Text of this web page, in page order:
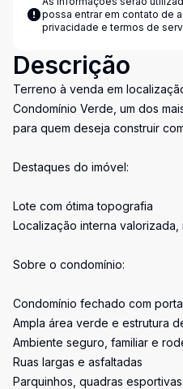
possa entrar em contato de
privacidade e termos de
Descrição
Terreno à venda em
Condomínio Verde, um dos
para quem deseja construir
Destaques do imóvel:
Lote com ótima topografia
Localização interna valorizada,
Sobre o condomínio:
Condomínio fechado com
Ampla área verde e estrutura
Ambiente seguro, familiar e
Ruas largas e asfaltadas
Parquinhos, quadras